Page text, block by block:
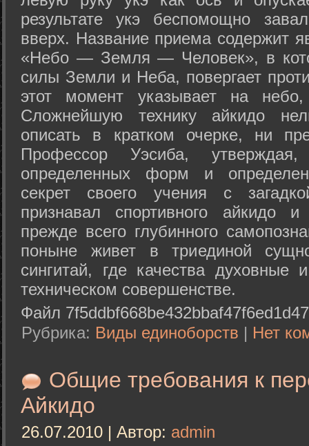
результате укэ беспомощно
вверх. Название приема содержит
«Небо — Земля — Человек», в
силы Земли и Неба, повергает
этот момент указывает на
Сложнейшую технику айкидо
описать в кратком очерке, ни
Профессор Уэсиба,
определенных форм и
секрет своего учения с
признавал спортивного айкидо
прежде всего глубинного
поныне живет в триединой
сингитай, где качества духовные
техническом совершенстве.
Файл
Рубрика: Виды единоборств | Нет
Общие требования к
Айкидо
26.07.2010 | Автор: admin